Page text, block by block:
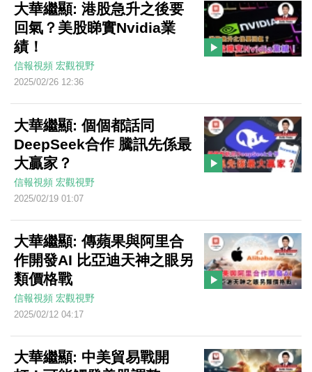
大華繼顯: 港股急升之後要
回氣？美股睇實Nvidia業
績！
信報視頻 宏觀視野
2025/02/26 12:36
大華繼顯: 個個都話同
DeepSeek合作 騰訊先係最
大贏家？
信報視頻 宏觀視野
2025/02/19 01:07
大華繼顯: 傳蘋果與阿里合
作開發AI 比亞迪天神之眼另
類價格戰
信報視頻 宏觀視野
2025/02/12 04:17
大華繼顯: 中美貿易戰開